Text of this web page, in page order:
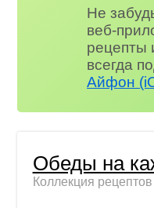
Не
веб-
рецепты
всегда
Айфон
Обеды на
Коллекция рецептов